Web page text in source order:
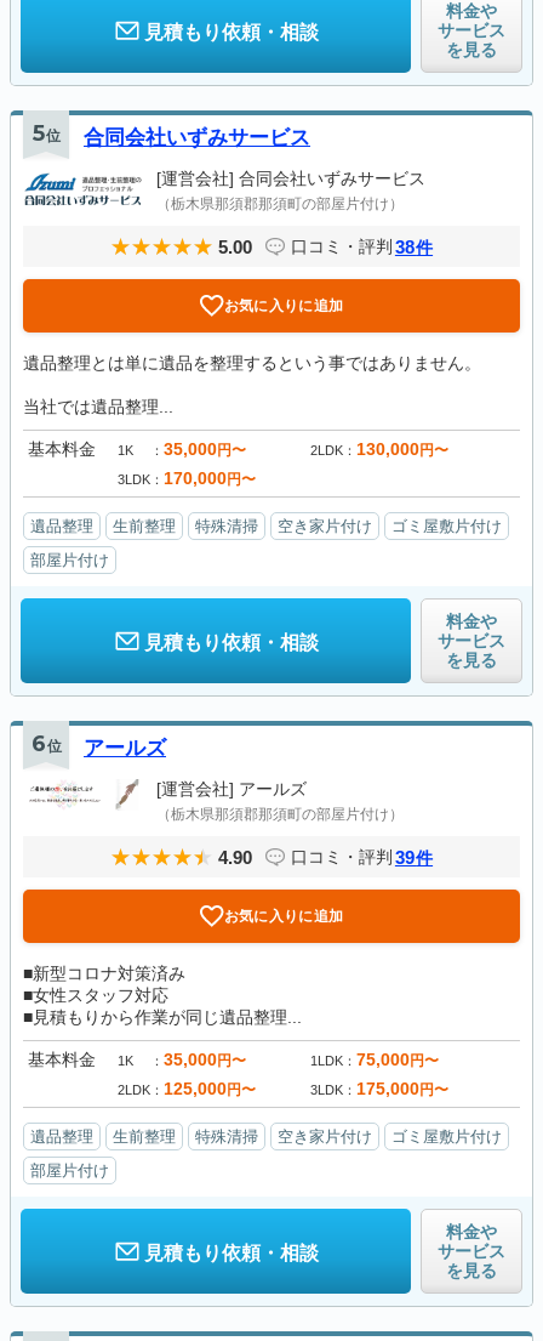
見積もり依頼・相談
料金や
サービス
を見る
5位 合同会社いずみサービス
[運営会社] 合同会社いずみサービス
（栃木県那須郡那須町の部屋片付け）
5.00 口コミ・評判 38件
お気に入りに追加
遺品整理とは単に遺品を整理するという事ではありません。
当社では遺品整理...
基本料金 1K 35,000円〜 2LDK 130,000円〜
3LDK 170,000円〜
遺品整理 生前整理 特殊清掃 空き家片付け
ゴミ屋敷片付け
部屋片付け
見積もり依頼・相談
料金や
サービス
を見る
6位 アールズ
[運営会社] アールズ
（栃木県那須郡那須町の部屋片付け）
4.90 口コミ・評判 39件
お気に入りに追加
■新型コロナ対策済み
■女性スタッフ対応
■見積もりから作業が同じ遺品整理...
基本料金 1K 35,000円〜 1LDK 75,000円〜
2LDK 125,000円〜 3LDK 175,000円〜
遺品整理 生前整理 特殊清掃 空き家片付け
ゴミ屋敷片付け
部屋片付け
見積もり依頼・相談
料金や
サービス
を見る